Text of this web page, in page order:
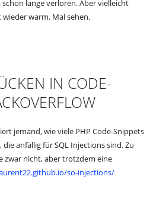
lange verloren. Aber vielleicht
warm. Mal sehen.
IN CODE-
jemand, wie viele PHP Code-Snippets
anfällig für SQL Injections sind. Zu
zwar nicht, aber trotzdem eine
so-injections/